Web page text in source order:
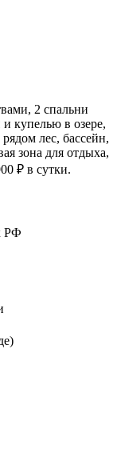
2 спальни
купелью в озере,
лес, бассейн,
зона для отдыха,
₽ в сутки.
РФ